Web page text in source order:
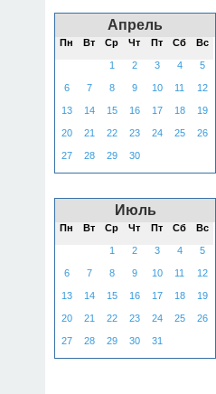
Апрель
Пн Вт Ср Чт Пт Сб Вс
1 2 3 4 5
6 7 8 9 10 11 12
13 14 15 16 17 18 19
20 21 22 23 24 25 26
27 28 29 30
Июль
Пн Вт Ср Чт Пт Сб Вс
1 2 3 4 5
6 7 8 9 10 11 12
13 14 15 16 17 18 19
20 21 22 23 24 25 26
27 28 29 30 31